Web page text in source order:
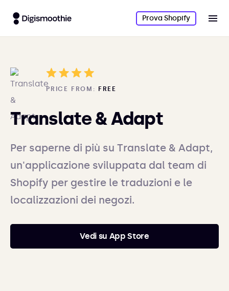
Prova Shopify
PRICE FROM: FREE
Translate & Adapt
Per saperne di più su Translate & Adapt,
un'applicazione sviluppata dal team di
Shopify per gestire le traduzioni e le
localizzazioni dei negozi.
Vedi su App Store